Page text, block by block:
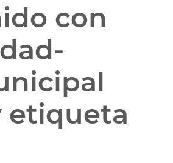
con
etiqueta